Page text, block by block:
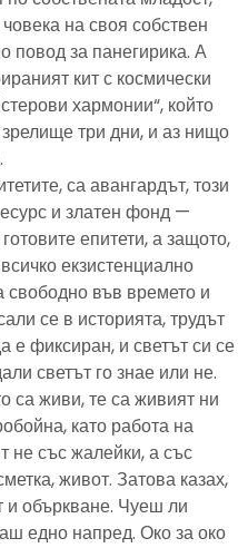
на своя собствен
повод за панегирика. А
кит с космически
хармонии“, който
три дни, и аз нищо
са авангардът, този
и златен фонд —
епитети, а защото,
екзистенциално
във времето и
се в историята, трудът
е фиксиран, и светът си се
светът го знае или не.
са живи, те са живият ни
като работа на
не със жалейки, а със
живот. Затова казах,
и объркване. Чуеш ли
едно напред. Око за око